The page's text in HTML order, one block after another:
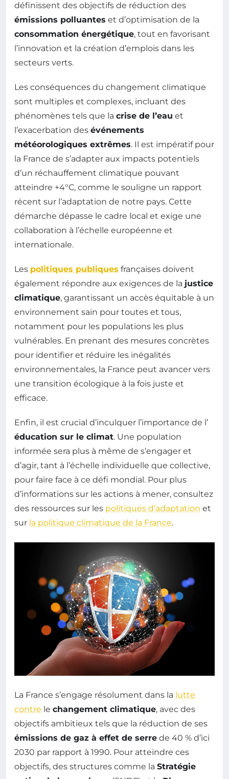
définissent des objectifs de réduction des
émissions polluantes et d’optimisation de la
consommation énergétique, tout en favorisant
l’innovation et la création d’emplois dans les
secteurs verts.
Les conséquences du changement climatique
sont multiples et complexes, incluant des
phénomènes tels que la crise de l’eau et
l’exacerbation des événements
météorologiques extrêmes. Il est impératif pour
la France de s’adapter aux impacts potentiels
d’un réchauffement climatique pouvant
atteindre +4°C, comme le souligne un rapport
récent sur l’adaptation de notre pays. Cette
démarche dépasse le cadre local et exige une
collaboration à l’échelle européenne et
internationale.
Les politiques publiques françaises doivent
également répondre aux exigences de la justice
climatique, garantissant un accès équitable à un
environnement sain pour toutes et tous,
notamment pour les populations les plus
vulnérables. En prenant des mesures concrètes
pour identifier et réduire les inégalités
environnementales, la France peut avancer vers
une transition écologique à la fois juste et
efficace.
Enfin, il est crucial d’inculquer l’importance de l’
éducation sur le climat. Une population
informée sera plus à même de s’engager et
d’agir, tant à l’échelle individuelle que collective,
pour faire face à ce défi mondial. Pour plus
d’informations sur les actions à mener, consultez
des ressources sur les politiques d’adaptation et
sur la politique climatique de la France.
La France s’engage résolument dans la lutte
contre le changement climatique, avec des
objectifs ambitieux tels que la réduction de ses
émissions de gaz à effet de serre de 40 % d’ici
2030 par rapport à 1990. Pour atteindre ces
objectifs, des structures comme la Stratégie